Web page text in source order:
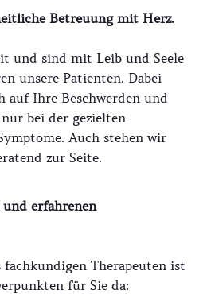
Betreuung mit Herz.
und sind mit Leib und Seele
unsere Patienten. Dabei
auf Ihre Beschwerden und
bei der gezielten
Auch stehen wir
zur Seite.
erfahrenen
fachkundigen Therapeuten ist
für Sie da: